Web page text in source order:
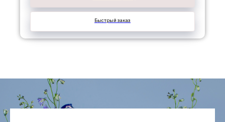
Быстрый заказ